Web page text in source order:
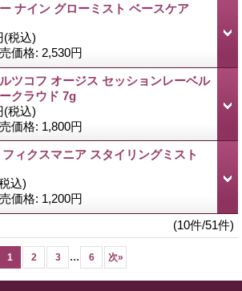
ナイン グローミスト ベースケア
(税込)
価格: 2,530円
ツコフ オージス セッションレーベル
クラウド 7g
(税込)
価格: 1,800円
ィクスマニア スタイリングミスト
込)
価格: 1,200円
(10件/51件)
1 2 3 ... 6 次»